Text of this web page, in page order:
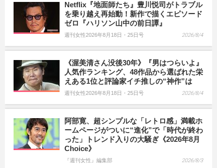
Netflix『地面師たち』豊川悦司がトラブル
を乗り越え再始動！新作で描くエピソード
ゼロ『ハリソン山中の前日譚』
週刊女性2026年8月18日・25日号 2026/8/4
《渥美清さん没後30年》『男はつらいよ』
人気作ランキング、48作品から選ばれた栄
えある1位と評論家イチ推しの“神作”は
週刊女性2026年8月18日・25日号 2026/8/4
阿部寛、超シンプルな「レトロ感」満載ホ
ームページがついに“進化”で「時代が終わ
った」トレンド入りの大騒ぎ《2026年8月
Choice》
『週刊女性』編集部 2026/8/3